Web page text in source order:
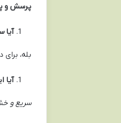
پرسش و
آیا
بله،
آیا
سریع و